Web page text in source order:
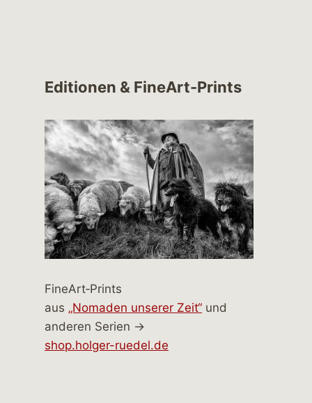
Editionen & FineArt-Prints
FineArt‑Prints
aus „Nomaden unserer Zeit“ und
anderen Serien →
shop.holger-ruedel.de